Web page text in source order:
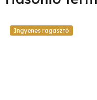
Ingyenes ragasztó